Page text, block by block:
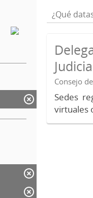
Consejo
Sedes
virtuales